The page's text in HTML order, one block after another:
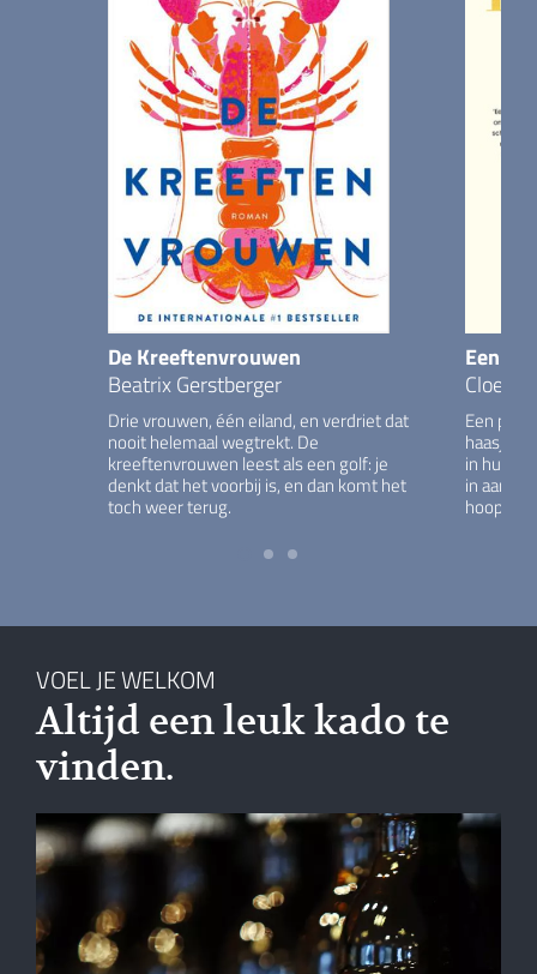
De Kreeftenvrouwen
Beatrix Gerstberger
Drie vrouwen, één eiland, en verdriet dat
nooit helemaal wegtrekt. De
kreeftenvrouwen leest als een golf: je
denkt dat het voorbij is, en dan komt het
toch weer terug.
Een
Cloe
Een
haasje
in huis is
in
hoopvol.
VOEL JE WELKOM
Altijd een leuk kado te
vinden.